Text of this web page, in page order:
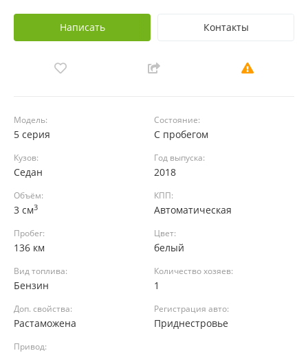
Написать Контакты
Модель:
5 серия
Состояние:
С пробегом
Кузов:
Седан
Год выпуска:
2018
Объём:
3 см3
КПП:
Автоматическая
Пробег:
136 км
Цвет:
белый
Вид топлива:
Бензин
Количество хозяев:
1
Доп. свойства:
Растаможена
Регистрация авто:
Приднестровье
Привод: